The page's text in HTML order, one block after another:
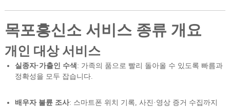
목포흥신소 서비스 종류 개요
개인 대상 서비스
실종자·가출인 수색 : 가족의 품으로 빨리 돌아올 수 있도록 빠름과
정확성을 모두 잡습니다.
배우자 불륜 조사: 스마트폰 위치 기록, 사진·영상 증거 수집까지